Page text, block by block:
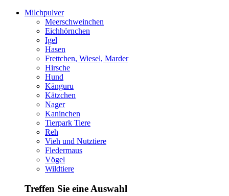
Milchpulver
Meerschweinchen
Eichhörnchen
Igel
Hasen
Frettchen, Wiesel, Marder
Hirsche
Hund
Känguru
Kätzchen
Nager
Kaninchen
Tierpark Tiere
Reh
Vieh und Nutztiere
Fledermaus
Vögel
Wildtiere
Treffen Sie eine Auswahl